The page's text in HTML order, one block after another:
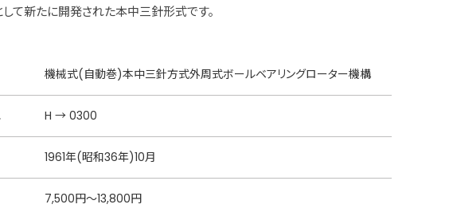
て新たに開発された本中三針形式です。
機械式(自動巻)本中三針方式外周式ボールベアリングローター機構
H → 0300
1961年(昭和36年)10月
7,500円〜13,800円